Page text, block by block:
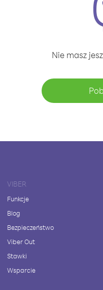
Nie masz
VIBER
Funkcje
Blog
Bezpieczeństwo
Viber Out
Stawki
Wsparcie